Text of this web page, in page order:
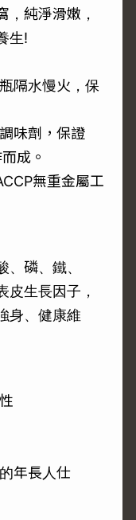
，純淨滑嫩，
生!
隔水慢火，保
味劑，保證
成。
無重金屬工
磷、鐵、
皮生長因子，
身、健康維
年長人仕